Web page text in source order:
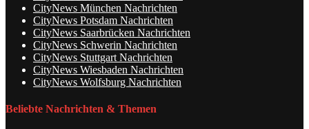
CityNews München Nachrichten
CityNews Potsdam Nachrichten
CityNews Saarbrücken Nachrichten
CityNews Schwerin Nachrichten
CityNews Stuttgart Nachrichten
CityNews Wiesbaden Nachrichten
CityNews Wolfsburg Nachrichten
Beliebte Nachrichten & Themen